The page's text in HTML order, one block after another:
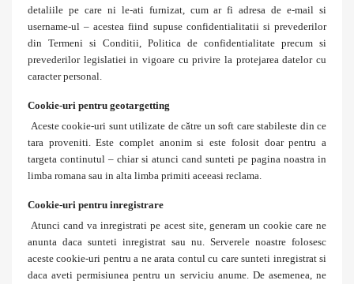
detaliile pe care ni le-ati furnizat, cum ar fi adresa de e-mail si
username-ul – acestea fiind supuse confidentialitatii si prevederilor
din Termeni si Conditii, Politica de confidentialitate precum si
prevederilor legislatiei in vigoare cu privire la protejarea datelor cu
caracter personal.
Cookie-uri pentru geotargetting
Aceste cookie-uri sunt utilizate de către un soft care stabileste din ce
tara proveniti. Este complet anonim si este folosit doar pentru a
targeta continutul – chiar si atunci cand sunteti pe pagina noastra in
limba romana sau in alta limba primiti aceeasi reclama.
Cookie-uri pentru inregistrare
Atunci cand va inregistrati pe acest site, generam un cookie care ne
anunta daca sunteti inregistrat sau nu. Serverele noastre folosesc
aceste cookie-uri pentru a ne arata contul cu care sunteti inregistrat si
daca aveti permisiunea pentru un serviciu anume. De asemenea, ne